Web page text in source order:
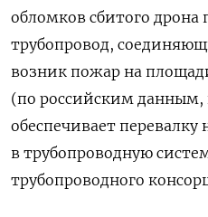
обломков сбитого
трубопровод,
возник пожар на
(по российским данным,
обеспечивает перевалку
в трубопроводную
трубопроводного